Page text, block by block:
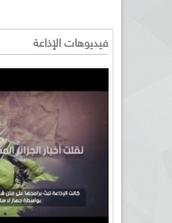
فيديوهات الإذاعة